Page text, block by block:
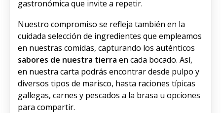
gastronómica que invite a repetir.
Nuestro compromiso se refleja también en la
cuidada selección de ingredientes que empleamos
en nuestras comidas, capturando los auténticos
sabores de nuestra tierra en cada bocado. Así,
en nuestra carta podrás encontrar desde pulpo y
diversos tipos de marisco, hasta raciones típicas
gallegas, carnes y pescados a la brasa u opciones
para compartir.